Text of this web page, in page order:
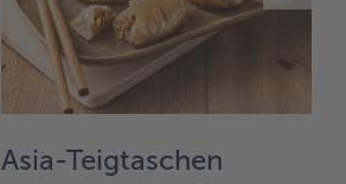
Asia-Teigtaschen